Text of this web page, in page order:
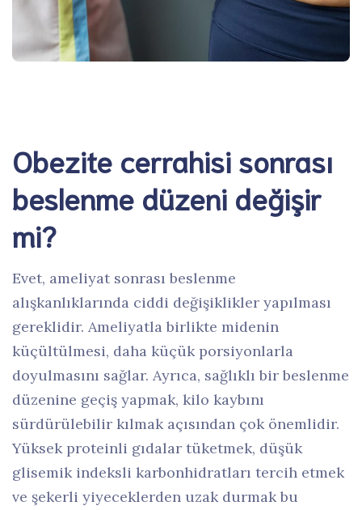
Obezite cerrahisi sonrası
beslenme düzeni değişir
mi?
Evet, ameliyat sonrası beslenme
alışkanlıklarında ciddi değişiklikler yapılması
gereklidir. Ameliyatla birlikte midenin
küçültülmesi, daha küçük porsiyonlarla
doyulmasını sağlar. Ayrıca, sağlıklı bir beslenme
düzenine geçiş yapmak, kilo kaybını
sürdürülebilir kılmak açısından çok önemlidir.
Yüksek proteinli gıdalar tüketmek, düşük
glisemik indeksli karbonhidratları tercih etmek
ve şekerli yiyeceklerden uzak durmak bu